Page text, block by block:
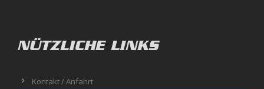
NÜTZLICHE LINKS
Kontakt / Anfahrt